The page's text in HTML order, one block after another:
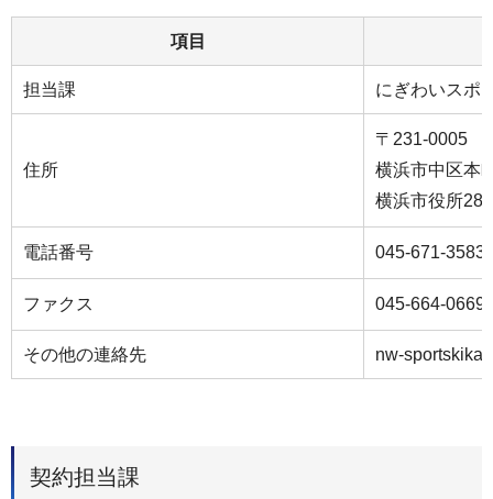
項目
担当課 にぎわいスポ
住所
〒231-0005
横浜市中区本
横浜市役所28
電話番号 045-671-3583
ファクス 045-664-0669
その他の連絡先 nw-
契約担当課